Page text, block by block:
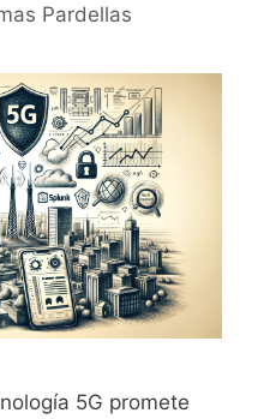
Pardellas
5G promete